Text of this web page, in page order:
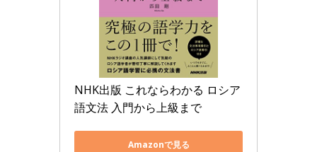
NHK出版 これならわかる ロシア
語文法 入門から上級まで
Amazonで見る